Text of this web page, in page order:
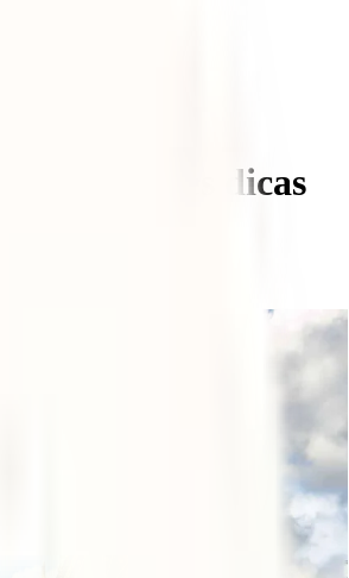
melhores dicas